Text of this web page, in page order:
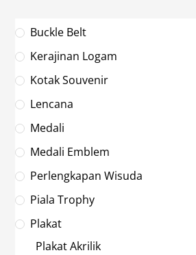
Buckle Belt
Kerajinan Logam
Kotak Souvenir
Lencana
Medali
Medali Emblem
Perlengkapan Wisuda
Piala Trophy
Plakat
Plakat Akrilik